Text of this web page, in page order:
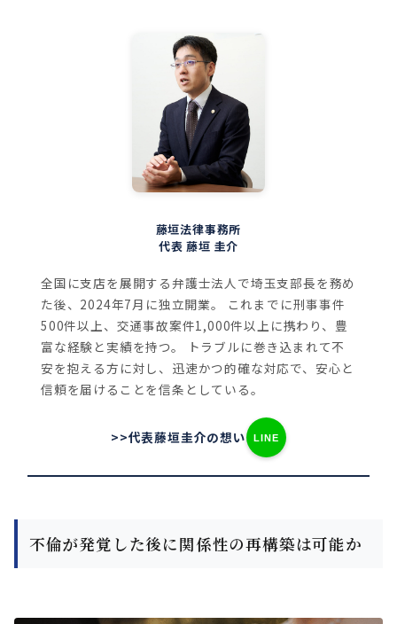
藤垣法律事務所
代表 藤垣 圭介
全国に支店を展開する弁護士法人で埼玉支部長を務め
た後、2024年7月に独立開業。
これまでに刑事事件
500件以上、交通事故案件1,000件以上に携わり、豊
富な経験と実績を持つ。
トラブルに巻き込まれて不
安を抱える方に対し、迅速かつ的確な対応で、安心と
信頼を届けることを信条としている。
>>代表藤垣圭介の想い LINE
不倫が発覚した後に関係性の再構築は可能か